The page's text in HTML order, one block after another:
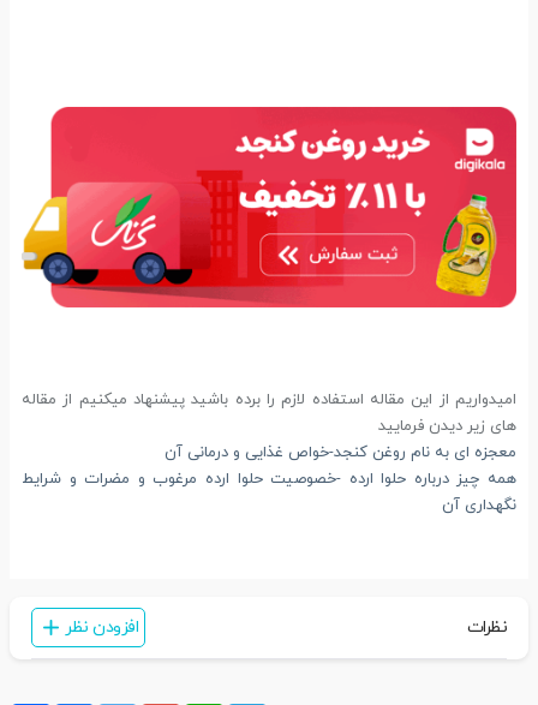
امیدواریم از این مقاله استفاده لازم را برده باشید پیشنهاد میکنیم از مقاله
های زیر دیدن فرمایید
معجزه ای به نام روغن کنجد-خواص غذایی و درمانی آن
همه چیز درباره حلوا ارده -خصوصیت حلوا ارده مرغوب و مضرات و شرایط
نگهداری آن
نظرات افزودن نظر